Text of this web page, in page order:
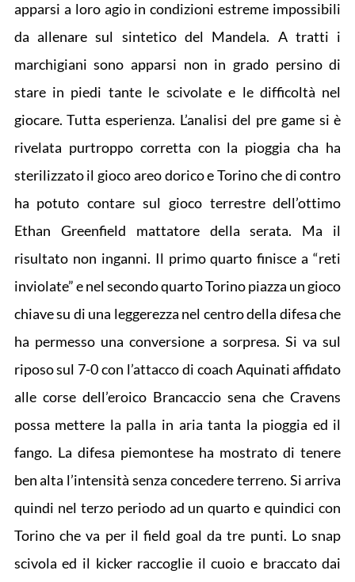
apparsi a loro agio in condizioni estreme impossibili
da allenare sul sintetico del Mandela. A tratti i
marchigiani sono apparsi non in grado persino di
stare in piedi tante le scivolate e le difficoltà nel
giocare. Tutta esperienza. L’analisi del pre game si è
rivelata purtroppo corretta con la pioggia cha ha
sterilizzato il gioco areo dorico e Torino che di contro
ha potuto contare sul gioco terrestre dell’ottimo
Ethan Greenfield mattatore della serata. Ma il
risultato non inganni. Il primo quarto finisce a “reti
inviolate” e nel secondo quarto Torino piazza un gioco
chiave su di una leggerezza nel centro della difesa che
ha permesso una conversione a sorpresa. Si va sul
riposo sul 7-0 con l’attacco di coach Aquinati affidato
alle corse dell’eroico Brancaccio sena che Cravens
possa mettere la palla in aria tanta la pioggia ed il
fango. La difesa piemontese ha mostrato di tenere
ben alta l’intensità senza concedere terreno. Si arriva
quindi nel terzo periodo ad un quarto e quindici con
Torino che va per il field goal da tre punti. Lo snap
scivola ed il kicker raccoglie il cuoio e braccato dai